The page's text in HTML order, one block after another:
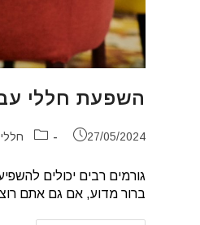
השפעת חללי
פורסם:
27/05/2024 קטגוריה:
גורמים רבים יכולים
ברור מדוע, אם גם אתם